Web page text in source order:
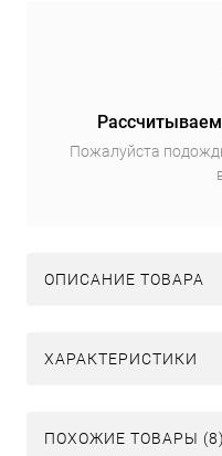
Пожалуйста
ОПИСАНИЕ ТОВАРА
ХАРАКТЕРИСТИКИ
ПОХОЖИЕ ТОВАРЫ (8)